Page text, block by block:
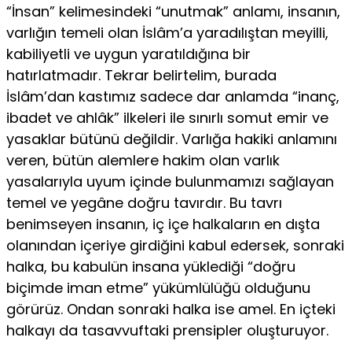
“İnsan” kelimesindeki “unutmak” anlamı, insanın,
varlığın temeli olan İslâm’a yaradılıştan meyilli,
kabiliyetli ve uygun yaratıldığına bir
hatırlatmadır. Tekrar belirtelim, burada
İslâm’dan kastımız sadece dar anlamda “inanç,
ibadet ve ahlâk” ilkeleri ile sınırlı somut emir ve
yasaklar bütünü değildir. Varlığa hakiki anlamını
veren, bütün alemlere hakim olan varlık
yasalarıyla uyum içinde bulunmamızı sağlayan
temel ve yegâne doğru tavırdır. Bu tavrı
benimseyen insanın, iç içe halkaların en dışta
olanından içeriye girdiğini kabul edersek, sonraki
halka, bu kabulün insana yüklediği “doğru
biçimde iman etme” yükümlülüğü olduğunu
görürüz. Ondan sonraki halka ise amel. En içteki
halkayı da tasavvuftaki prensipler oluşturuyor.